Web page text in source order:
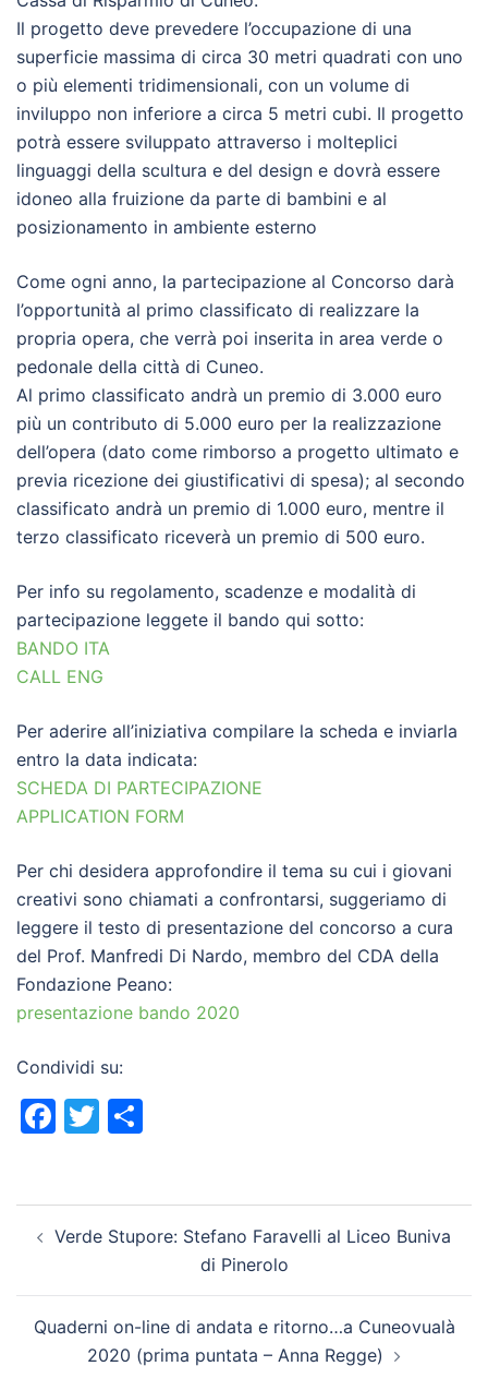
Il progetto deve prevedere l’occupazione di una
superficie massima di circa 30 metri quadrati con uno
o più elementi tridimensionali, con un volume di
inviluppo non inferiore a circa 5 metri cubi. Il progetto
potrà essere sviluppato attraverso i molteplici
linguaggi della scultura e del design e dovrà essere
idoneo alla fruizione da parte di bambini e al
posizionamento in ambiente esterno
Come ogni anno, la partecipazione al Concorso darà
l’opportunità al primo classificato di realizzare la
propria opera, che verrà poi inserita in area verde o
pedonale della città di Cuneo.
Al primo classificato andrà un premio di 3.000 euro
più un contributo di 5.000 euro per la realizzazione
dell’opera (dato come rimborso a progetto ultimato e
previa ricezione dei giustificativi di spesa); al secondo
classificato andrà un premio di 1.000 euro, mentre il
terzo classificato riceverà un premio di 500 euro.
Per info su regolamento, scadenze e modalità di
partecipazione leggete il bando qui sotto:
BANDO ITA
CALL ENG
Per aderire all’iniziativa compilare la scheda e inviarla
entro la data indicata:
SCHEDA DI PARTECIPAZIONE
APPLICATION FORM
Per chi desidera approfondire il tema su cui i giovani
creativi sono chiamati a confrontarsi, suggeriamo di
leggere il testo di presentazione del concorso a cura
del Prof. Manfredi Di Nardo, membro del CDA della
Fondazione Peano:
presentazione bando 2020
Condividi su:
Facebook
Twitter
articolo
Verde Stupore: Stefano Faravelli al Liceo Buniva
di Pinerolo
Quaderni on-line di andata e ritorno…a Cuneovualà
2020 (prima puntata – Anna Regge)